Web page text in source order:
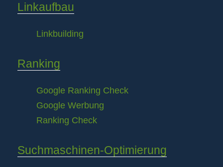
Linkaufbau
Linkbuilding
Ranking
Google Ranking Check
Google Werbung
Ranking Check
Suchmaschinen-Optimierung